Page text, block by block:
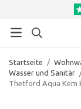
Startseite /
Wasser und Sanitär
Thetford Aqua Kem